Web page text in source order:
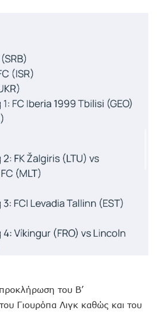
του Β’
Γιουρόπα Λιγκ καθώς και του